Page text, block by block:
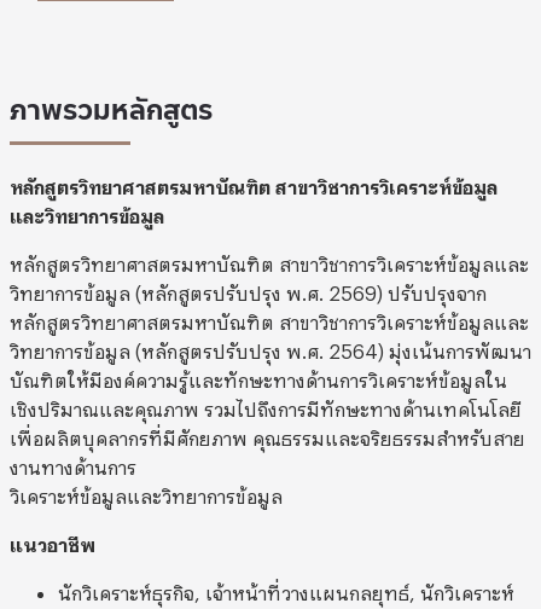
ภาพรวมหลักสูตร
หลักสูตรวิทยาศาสตรมหาบัณฑิต สาขาวิชาการวิเคราะห์ข้อมูล
และวิทยาการข้อมูล
หลักสูตรวิทยาศาสตรมหาบัณฑิต สาขาวิชาการวิเคราะห์ข้อมูลและ
วิทยาการข้อมูล (หลักสูตรปรับปรุง พ.ศ. 2569) ปรับปรุงจาก
หลักสูตรวิทยาศาสตรมหาบัณฑิต สาขาวิชาการวิเคราะห์ข้อมูลและ
วิทยาการข้อมูล (หลักสูตรปรับปรุง พ.ศ. 2564) มุ่งเน้นการพัฒนา
บัณฑิตให้มีองค์ความรู้และทักษะทางด้านการวิเคราะห์ข้อมูลใน
เชิงปริมาณและคุณภาพ รวมไปถึงการมีทักษะทางด้านเทคโนโลยี
เพื่อผลิตบุคลากรที่มีศักยภาพ คุณธรรมและจริยธรรมสำหรับสาย
งานทางด้านการ
วิเคราะห์ข้อมูลและวิทยาการข้อมูล
แนวอาชีพ
นักวิเคราะห์ธุรกิจ, เจ้าหน้าที่วางแผนกลยุทธ์, นักวิเคราะห์